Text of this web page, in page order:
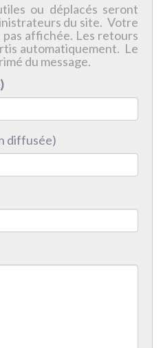
ou déplacés seront
du site. Votre
pas affichée. Les retours
automatiquement. Le
du message.
diffusée)